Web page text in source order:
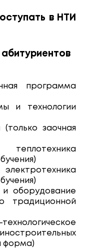
в НТИ
программа
и технологии
заочная
оборудование
традиционной
форма)